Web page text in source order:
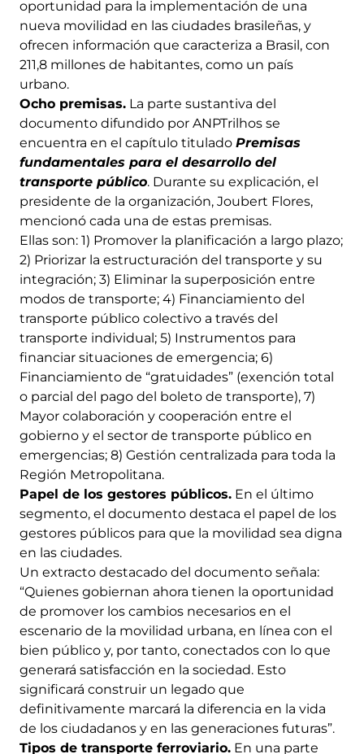
oportunidad para la implementación de una
nueva movilidad en las ciudades brasileñas, y
ofrecen información que caracteriza a Brasil, con
211,8 millones de habitantes, como un país
urbano.
Ocho premisas. La parte sustantiva del
documento difundido por ANPTrilhos se
encuentra en el capítulo titulado Premisas
fundamentales para el desarrollo del
transporte público. Durante su explicación, el
presidente de la organización, Joubert Flores,
mencionó cada una de estas premisas.
Ellas son: 1) Promover la planificación a largo plazo;
2) Priorizar la estructuración del transporte y su
integración; 3) Eliminar la superposición entre
modos de transporte; 4) Financiamiento del
transporte público colectivo a través del
transporte individual; 5) Instrumentos para
financiar situaciones de emergencia; 6)
Financiamiento de “gratuidades” (exención total
o parcial del pago del boleto de transporte), 7)
Mayor colaboración y cooperación entre el
gobierno y el sector de transporte público en
emergencias; 8) Gestión centralizada para toda la
Región Metropolitana.
Papel de los gestores públicos. En el último
segmento, el documento destaca el papel de los
gestores públicos para que la movilidad sea digna
en las ciudades.
Un extracto destacado del documento señala:
“Quienes gobiernan ahora tienen la oportunidad
de promover los cambios necesarios en el
escenario de la movilidad urbana, en línea con el
bien público y, por tanto, conectados con lo que
generará satisfacción en la sociedad. Esto
significará construir un legado que
definitivamente marcará la diferencia en la vida
de los ciudadanos y en las generaciones futuras”.
Tipos de transporte ferroviario. En una parte